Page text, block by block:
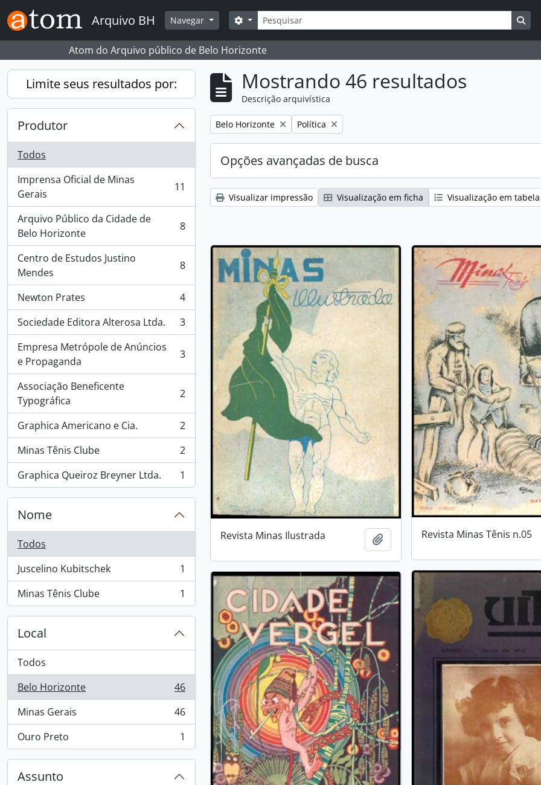
Skip to main content
Arquivo BH Navegar Buscar
Opções de busca
Atom do Arquivo público de Belo Horizonte
Limite seus resultados por:
Produtor
Todos
Imprensa Oficial de Minas
Gerais
, 11 resultados 11
Arquivo Público da Cidade de
Belo Horizonte
, 8 resultados 8
Centro de Estudos Justino
Mendes
, 8 resultados 8
Newton Prates
, 4 resultados
4
Sociedade Editora Alterosa Ltda.
, 3 resultados
3
Empresa Metrópole de Anúncios
e Propaganda
, 3 resultados 3
Associação Beneficente
Typográfica
, 2 resultados 2
Graphica Americano e Cia.
, 2 resultados
2
Minas Tênis Clube
, 2 resultados
2
Graphica Queiroz Breyner Ltda.
, 1 resultados 1
Nome
Todos
Juscelino Kubitschek
, 1 resultados
1
Minas Tênis Clube
, 1 resultados 1
Local
Todos
Belo Horizonte
, 46 resultados
46
Minas Gerais
, 46 resultados
46
Ouro Preto
, 1 resultados 1
Assunto
Mostrando 46 resultados
Descrição arquivística
Remover filtro:
Belo Horizonte Remover filtro:
Política
Opções avançadas de busca
Visualizar impressão Visualização em ficha Visualização em tabela
Revista Minas Ilustrada Adicionar a área de transferência
Revista Minas Tênis n.05